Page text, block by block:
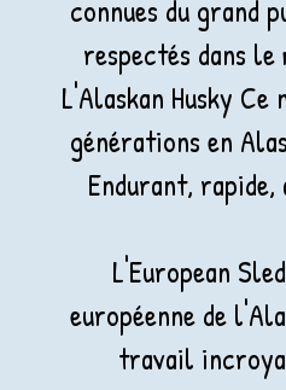
connues du grand
respectés dans
L'Alaskan Husky
générations en
Endurant,
L'European
européenne de
travail